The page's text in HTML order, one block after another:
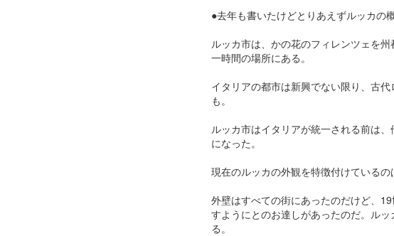
●去年も書いたけどとりあえずルッカの
ルッカ市は、かの花のフィレンツェを
一時間の場所にある。
イタリアの都市は新興でない限り、古
も。
ルッカ市はイタリアが統一される前は
になった。
現在のルッカの外観を特徴付けている
外壁はすべての街にあったのだけど、
すようにとのお達しがあったのだ。ル
る。